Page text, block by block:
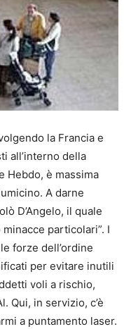
la Francia e
all’interno della
Hebdo, è massima
A darne
D’Angelo, il quale
particolari”. I
forze dell’ordine
per evitare inutili
voli a rischio,
Qui, in servizio, c’è
a puntamento laser.